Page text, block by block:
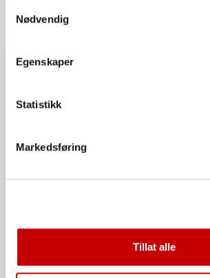
Nødvendig
Egenskaper
Statistikk
Markedsføring
Tillat alle